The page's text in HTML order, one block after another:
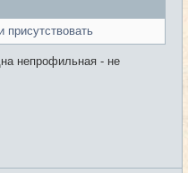
е
н
присутствовать
непрофильная - не